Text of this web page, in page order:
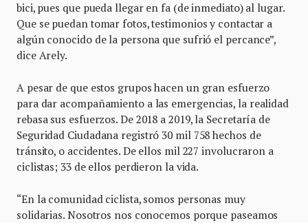
bici, pues que pueda llegar en fa (de inmediato) al lugar.
Que se puedan tomar fotos, testimonios y contactar a
algún conocido de la persona que sufrió el percance”,
dice Arely.
A pesar de que estos grupos hacen un gran esfuerzo
para dar acompañamiento a las emergencias, la realidad
rebasa sus esfuerzos. De 2018 a 2019, la Secretaría de
Seguridad Ciudadana registró 30 mil 758 hechos de
tránsito, o accidentes. De ellos mil 227 involucraron a
ciclistas; 33 de ellos perdieron la vida.
“En la comunidad ciclista, somos personas muy
solidarias. Nosotros nos conocemos porque paseamos